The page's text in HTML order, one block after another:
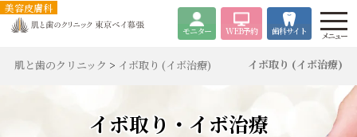
美容皮膚科
モニター WEB予約 歯科サイト メニュー
イボ取り (イボ治療)
肌と歯のクリニック > イボ取り (イボ治療)
イボ取り・イボ治療